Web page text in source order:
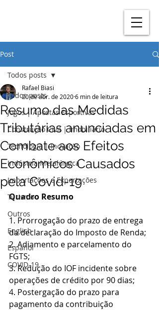
Post
Todos posts
Jogos | Apostas Esportivas
Construção Civil | Imobiliário
Tecnologia | Inovação
Indústria Metalúrgica
Importações e Exportações
Turismo
Outros
English
Español
COVID-19
Todos posts
Resumo das Medidas
Tributárias anunciadas em
Combate aos Efeitos
Econômicos Causados
pela Covid-19
Rafael Biasi
20 de abr. de 20206 min de leitura
Quadro Resumo
1. Prorrogação do prazo de entrega
da declaração do Imposto de Renda;
2. Adiamento e parcelamento do
FGTS;
3. Redução do IOF incidente sobre
operações de crédito por 90 dias;
4. Postergação do prazo para
pagamento da contribuição